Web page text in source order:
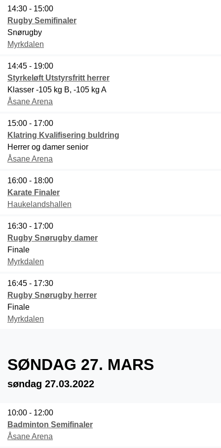
14:30 - 15:00
Rugby Semifinaler
Snørugby
Myrkdalen
14:45 - 19:00
Styrkeløft Utstyrsfritt herrer
Klasser -105 kg B, -105 kg A
Åsane Arena
15:00 - 17:00
Klatring Kvalifisering buldring
Herrer og damer senior
Åsane Arena
16:00 - 18:00
Karate Finaler
Haukelandshallen
16:30 - 17:00
Rugby Snørugby damer
Finale
Myrkdalen
16:45 - 17:30
Rugby Snørugby herrer
Finale
Myrkdalen
SØNDAG 27. MARS
søndag 27.03.2022
10:00 - 12:00
Badminton Semifinaler
Åsane Arena